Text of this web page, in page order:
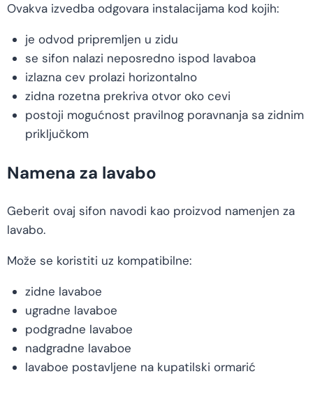
Ovakva izvedba odgovara instalacijama kod kojih:
je odvod pripremljen u zidu
se sifon nalazi neposredno ispod lavaboa
izlazna cev prolazi horizontalno
zidna rozetna prekriva otvor oko cevi
postoji mogućnost pravilnog poravnanja sa zidnim
priključkom
Namena za lavabo
Geberit ovaj sifon navodi kao proizvod namenjen za
lavabo.
Može se koristiti uz kompatibilne:
zidne lavaboe
ugradne lavaboe
podgradne lavaboe
nadgradne lavaboe
lavaboe postavljene na kupatilski ormarić